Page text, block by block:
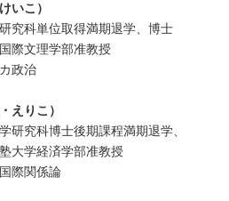
いこ）
究科単位取得満期退学、博士
際文理学部准教授
政治
えりこ）
研究科博士後期課程満期退学、
大学経済学部准教授
際関係論